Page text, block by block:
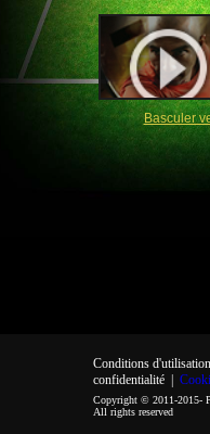
Basculer
Conditions d'utilisation
confidentialité|
Copyright © 2011-2015-
All rights reserved